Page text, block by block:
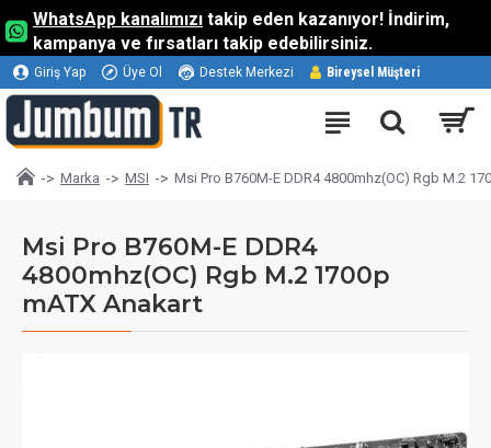
WhatsApp kanalımızı takip eden kazanıyor! İndirim,
kampanya ve fırsatları takip edebilirsiniz.
Giriş Yap Üye Ol Destek Merkezi Bireysel Müşteri
Marka MSI Msi Pro B760M-E DDR4 4800mhz(OC) Rgb M.2
Msi Pro B760M-E DDR4
4800mhz(OC) Rgb M.2 1700p
mATX Anakart